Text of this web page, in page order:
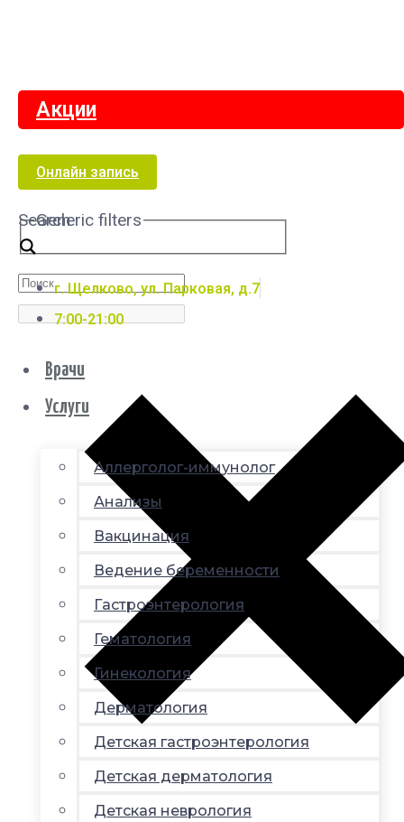
Акции
Онлайн запись
Search
Generic filters
г. Щелково, ул. Парковая, д.7
7:00-21:00
Врачи
Услуги
Аллерголог-иммунолог
Анализы
Вакцинация
Ведение беременности
Гастроэнтерология
Гематология
Гинекология
Дерматология
Детская гастроэнтерология
Детская дерматология
Детская неврология